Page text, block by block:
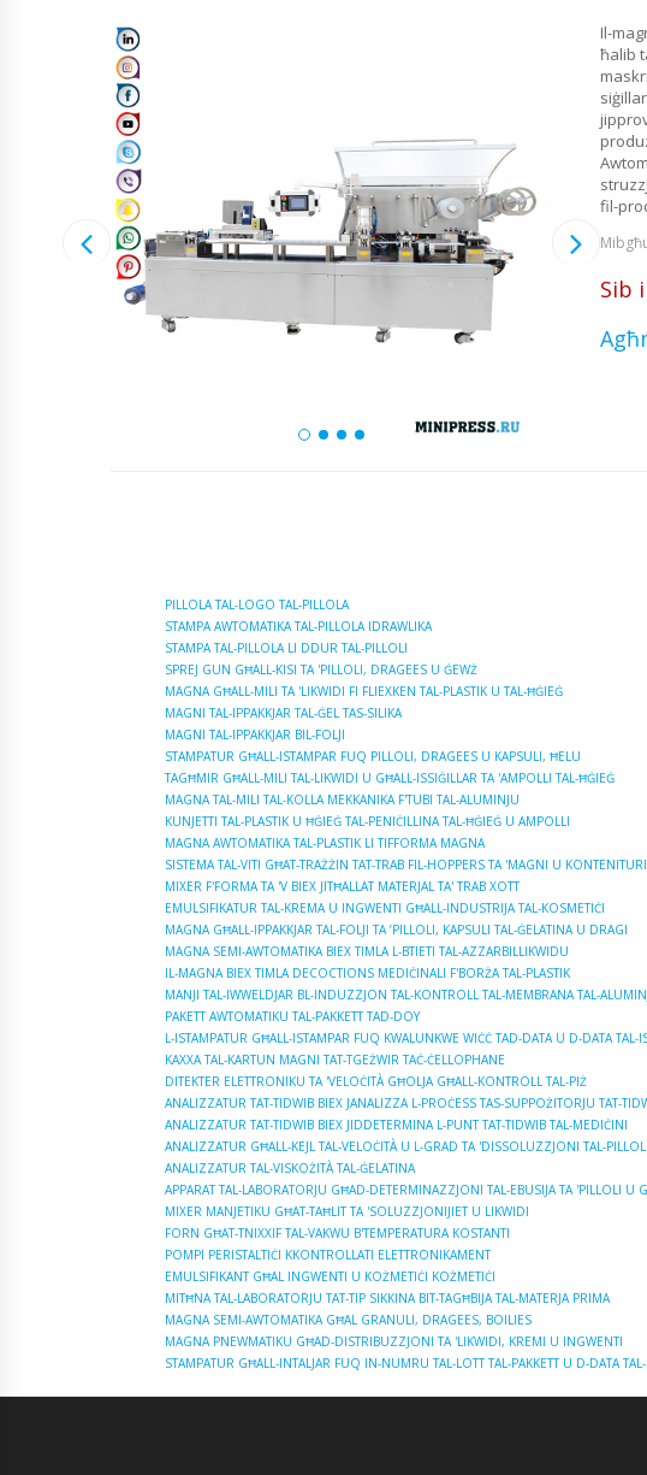
Il-
ħalib
fil-
Sib
PILLOLA TAL-LOGO TAL-PILLOLA
STAMPA AWTOMATIKA TAL-PILLOLA IDRAWLIKA
STAMPA TAL-PILLOLA LI DDUR TAL-PILLOLI
SPREJ GUN GĦALL-KISI TA 'PILLOLI, DRAGEES U ĠEWŻ
MAGNA GĦALL-MILI TA 'LIKWIDI FI FLIEXKEN TAL-PLASTIK U TAL-ĦĠIEĠ
MAGNI TAL-IPPAKKJAR TAL-ĠEL TAS-SILIKA
MAGNI TAL-IPPAKKJAR BIL-FOLJI
STAMPATUR GĦALL-ISTAMPAR FUQ PILLOLI, DRAGEES U KAPSULI, ĦELU
TAGĦMIR GĦALL-MILI TAL-LIKWIDI U GĦALL-ISSIĠILLAR TA 'AMPOLLI TAL-ĦĠIEĠ
MAGNA TAL-MILI TAL-KOLLA MEKKANIKA F'TUBI TAL-ALUMINJU
KUNJETTI TAL-PLASTIK U ĦĠIEĠ TAL-PENIĊILLINA TAL-ĦĠIEĠ U AMPOLLI
MAGNA AWTOMATIKA TAL-PLASTIK LI TIFFORMA MAGNA
SISTEMA TAL-VITI GĦAT-TRAŻŻIN TAT-TRAB FIL-HOPPERS TA 'MAGNI U KONTENITURI
MIXER F'FORMA TA 'V BIEX JITĦALLAT MATERJAL TA' TRAB XOTT
EMULSIFIKATUR TAL-KREMA U INGWENTI GĦALL-INDUSTRIJA TAL-KOSMETIĊI
MAGNA GĦALL-IPPAKKJAR TAL-FOLJI TA ’PILLOLI, KAPSULI TAL-ĠELATINA U DRAGI
MAGNA SEMI-AWTOMATIKA BIEX TIMLA L-BTIETI TAL-AZZARBILLIKWIDU
IL-MAGNA BIEX TIMLA DECOCTIONS MEDIĊINALI F'BORŻA TAL-PLASTIK
MANJI TAL-IWWELDJAR BL-INDUZZJON TAL-KONTROLL TAL-MEMBRANA TAL-
PAKETT AWTOMATIKU TAL-PAKKETT TAD-DOY
L-ISTAMPATUR GĦALL-ISTAMPAR FUQ KWALUNKWE WIĊĊ TAD-DATA U D-DATA TAL-
KAXXA TAL-KARTUN MAGNI TAT-TGEŻWIR TAĊ-ĊELLOPHANE
DITEKTER ELETTRONIKU TA 'VELOĊITÀ GĦOLJA GĦALL-KONTROLL TAL-PIŻ
ANALIZZATUR TAT-TIDWIB BIEX JANALIZZA L-PROĊESS TAS-SUPPOŻITORJU TAT-
ANALIZZATUR TAT-TIDWIB BIEX JIDDETERMINA L-PUNT TAT-TIDWIB TAL-MEDIĊINI
ANALIZZATUR GĦALL-KEJL TAL-VELOĊITÀ U L-GRAD TA 'DISSOLUZZJONI TAL-PILLOLI
ANALIZZATUR TAL-VISKOŻITÀ TAL-ĠELATINA
APPARAT TAL-LABORATORJU GĦAD-DETERMINAZZJONI TAL-EBUSIJA TA 'PILLOLI U
MIXER MANJETIKU GĦAT-TAĦLIT TA 'SOLUZZJONIJIET U LIKWIDI
FORN GĦAT-TNIXXIF TAL-VAKWU B'TEMPERATURA KOSTANTI
POMPI PERISTALTIĊI KKONTROLLATI ELETTRONIKAMENT
EMULSIFIKANT GĦAL INGWENTI U KOŻMETIĊI KOŻMETIĊI
MITĦNA TAL-LABORATORJU TAT-TIP SIKKINA BIT-TAGĦBIJA TAL-MATERJA PRIMA
MAGNA SEMI-AWTOMATIKA GĦAL GRANULI, DRAGEES, BOILIES
MAGNA PNEWMATIKU GĦAD-DISTRIBUZZJONI TA 'LIKWIDI, KREMI U INGWENTI
STAMPATUR GĦALL-INTALJAR FUQ IN-NUMRU TAL-LOTT TAL-PAKKETT U D-DATA